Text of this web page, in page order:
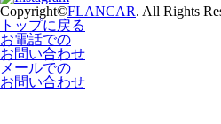
Copyright©FLANCAR. All Rights
トップに戻る
お電話での
お問い合わせ
メールでの
お問い合わせ